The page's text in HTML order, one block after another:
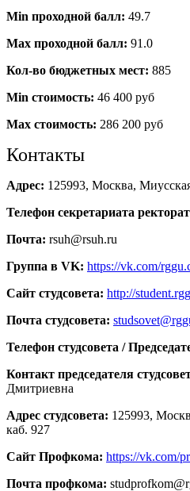
Min проходной балл: 49.7
Max проходной балл: 91.0
Кол-во бюджетных мест: 885
Min стоимость: 46 400 руб
Max стоимость: 286 200 руб
Контакты
Адрес: 125993, Москва,
Телефон секретариата
Почта: rsuh@rsuh.ru
Группа в VK: https://vk.com/
Сайт студсовета: http://
Почта студсовета:
Телефон студсовета /
Контакт председателя
Дмитриевна
Адрес студсовета: 125993,
каб. 927
Сайт Профкома: https://vk.com/
Почта профкома: